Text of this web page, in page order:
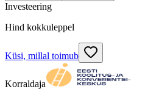
Investeering
Hind kokkuleppel
Küsi, millal toimub
Korraldaja